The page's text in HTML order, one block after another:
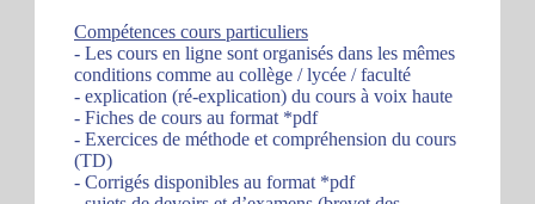
Compétences cours particuliers
- Les cours en ligne sont organisés dans les mêmes
conditions comme au collège / lycée / faculté
- explication (ré-explication) du cours à voix haute
- Fiches de cours au format *pdf
- Exercices de méthode et compréhension du cours
(TD)
- Corrigés disponibles au format *pdf